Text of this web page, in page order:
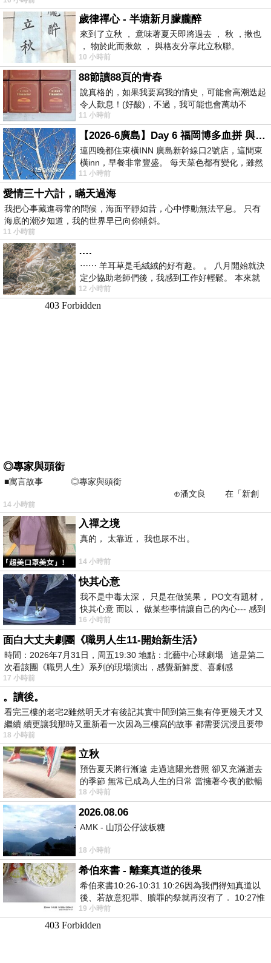
歲律禪心 - 半塘新月朦朧醉
來到了立秋 ， 意味著夏天即將過去 ， 秋 ，揪也
， 物於此而揪歛 ， 與格友分享此立秋聯。
10 小時前
88節讀88頁的青春
說真格的，如果我要寫我的情史，可能會高潮迭起
令人歎息！(好酸)，不過，我可能也會萬劫不
復...，每天跪鍵盤還是被判了花心的罪
11 小時前
【2026-6廣島】Day 6 福岡博多血拼 與機場接送少年司機深夜對談
連四晚都住東橫INN 廣島新幹線口2號店，這間東
橫inn，早餐非常豐盛。 每天菜色都有變化，雖然
看到工作人員拿出料理包加熱，但
11 小時前
愛情三十六計，瞞天過海
我把心事藏進尋常的問候，海面平靜如昔，心中悸動無法平息。 只有
海底的潮汐知道，我的世界早已向你傾斜。
11 小時前
….
⋯⋯ 羊耳草是毛絨絨的好有趣。 。 八月開始就決
定少協助老師們後，我感到工作好輕鬆。 本來就
不是我的工作啊。 真
12 小時前
◎專家與頭銜
■寓言故事 ◎專家與頭銜
⊕潘文良 在「新創
之谷」裡——
14 小時前
入禪之境
真的， 太靠近， 我也尿不出。
14 小時前
快其心意
我不是中毒太深， 只是在做笑果， PO文有題材，
快其心意 而以， 做某些事情讓自己的內心--- 感到
愉快。
16 小時前
面白大丈夫劇團《職男人生11-開始新生活》
時間：2026年7月31日，周五19:30 地點：北藝中心球劇場 這是第二
次看該團《職男人生》系列的現場演出，感覺新鮮度、喜劇感
17 小時前
。讀後。
看完三樓的老宅2雖然明天才有後記其實中間到第三集有停更幾天才又
繼續 續更讓我那時又重新看一次因為三樓寫的故事 都需要沉浸且要帶
有
18 小時前
立秋
預告夏天將行漸遠 走過這陽光普照 卻又充滿逝去
的季節 無常已成為人生的日常 當擁著今夜的歡暢
舒心 轉眼驟成昨日 而明晨 太陽
18 小時前
2026.08.06
AMK - 山頂公仔波板糖
18 小時前
希伯來書 - 離棄真道的後果
希伯來書10:26-10:31 10:26因為我們得知真道以
後、若故意犯罪、贖罪的祭就再沒有了． 10:27惟
有戰懼等候審判和那燒滅眾敵人的烈火
19 小時前